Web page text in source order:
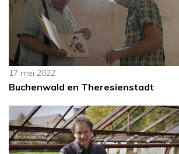
17 mei 2022
Buchenwald en Theresienstadt